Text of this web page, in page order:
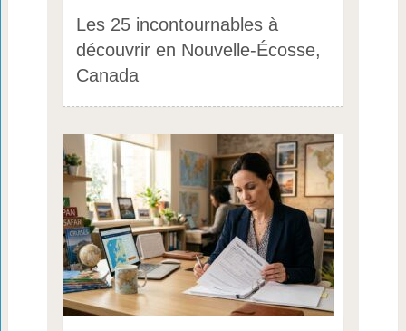
Les 25 incontournables à
découvrir en Nouvelle-Écosse,
Canada